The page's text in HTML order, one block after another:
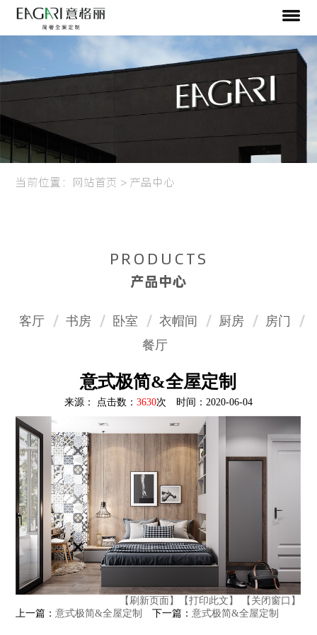
当前位置： 网站首页 > 产品中心
PRODUCTS
产品中心
客厅 书房 卧室 衣帽间 厨房
房门
餐厅
意式极简&全屋定制
来源： 点击数： 3630次 时间：2020-06-04
【刷新页面】 【打印此文】
【关闭窗口】
上一篇：意式极简&全屋定制 下一篇：意式极简&全屋定制